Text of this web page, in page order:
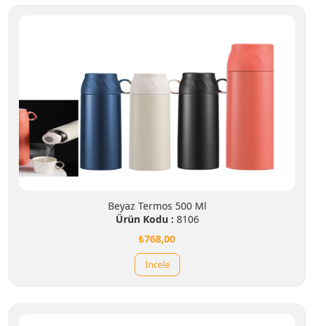
Beyaz Termos 500 Ml
Ürün Kodu : 8106
₺768,00
İncele